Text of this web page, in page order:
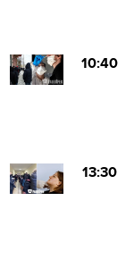
10:40
13:30